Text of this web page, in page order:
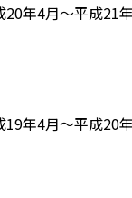
20年4月～平成21
19年4月～平成20